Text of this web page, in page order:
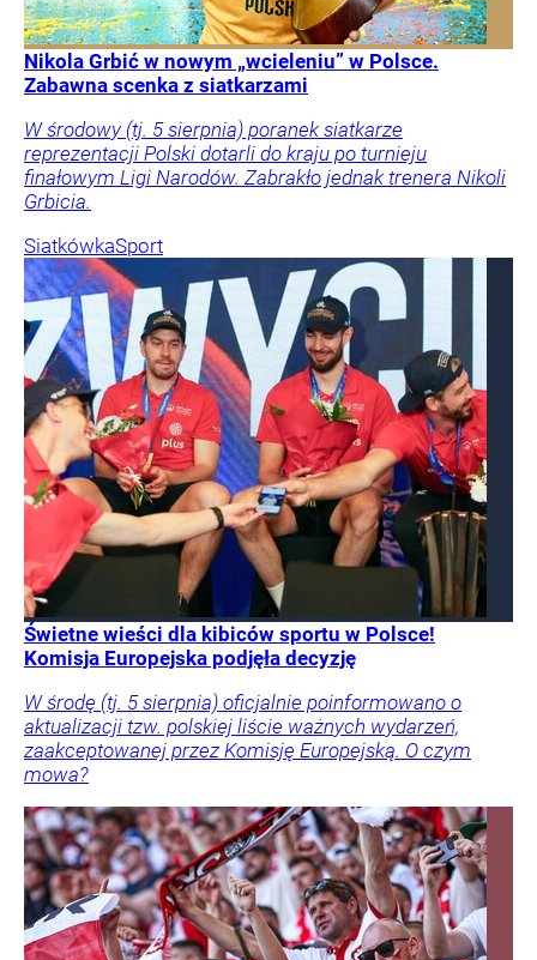
Nikola Grbić w nowym „wcieleniu” w Polsce.
Zabawna scenka z siatkarzami
W środowy (tj. 5 sierpnia) poranek siatkarze
reprezentacji Polski dotarli do kraju po turnieju
finałowym Ligi Narodów. Zabrakło jednak trenera Nikoli
Grbicia.
SiatkówkaSport
Świetne wieści dla kibiców sportu w Polsce!
Komisja Europejska podjęła decyzję
W środę (tj. 5 sierpnia) oficjalnie poinformowano o
aktualizacji tzw. polskiej liście ważnych wydarzeń,
zaakceptowanej przez Komisję Europejską. O czym
mowa?